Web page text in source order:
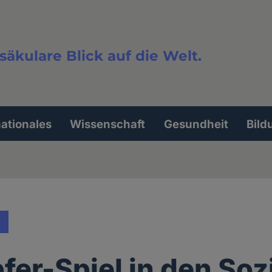
Blick auf die Welt.
Wissenschaft Gesundheit